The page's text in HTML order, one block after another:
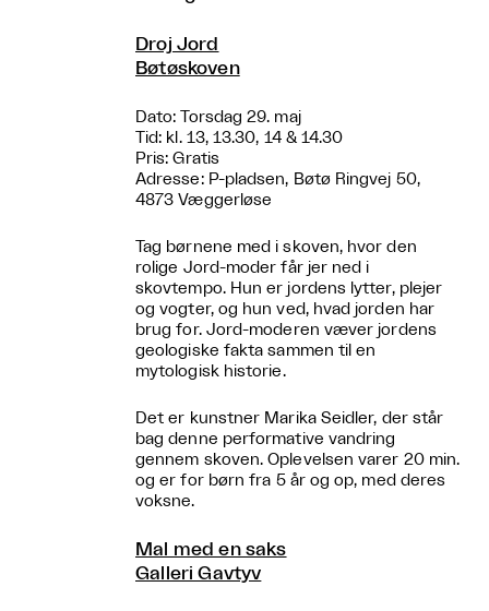
Droj Jord
Bøtøskoven
Dato: Torsdag 29. maj
Tid: kl. 13, 13.30, 14 & 14.30
Pris: Gratis
Adresse: P-pladsen, Bøtø Ringvej 50,
4873 Væggerløse
Tag børnene med i skoven, hvor den
rolige Jord-moder får jer ned i
skovtempo. Hun er jordens lytter, plejer
og vogter, og hun ved, hvad jorden har
brug for. Jord-moderen væver jordens
geologiske fakta sammen til en
mytologisk historie.
Det er kunstner Marika Seidler, der står
bag denne performative vandring
gennem skoven. Oplevelsen varer 20 min.
og er for børn fra 5 år og op, med deres
voksne.
Mal med en saks
Galleri Gavtyv